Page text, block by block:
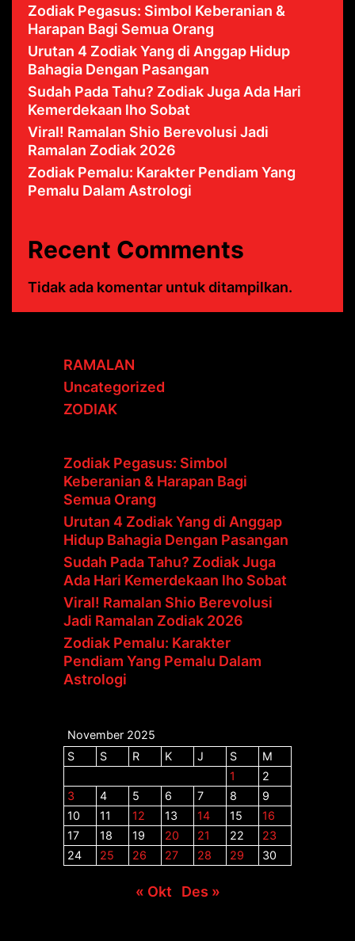
Zodiak Pegasus: Simbol Keberanian &
Harapan Bagi Semua Orang
Urutan 4 Zodiak Yang di Anggap Hidup
Bahagia Dengan Pasangan
Sudah Pada Tahu? Zodiak Juga Ada Hari
Kemerdekaan lho Sobat
Viral! Ramalan Shio Berevolusi Jadi
Ramalan Zodiak 2026
Zodiak Pemalu: Karakter Pendiam Yang
Pemalu Dalam Astrologi
Recent Comments
Tidak ada komentar untuk ditampilkan.
RAMALAN
Uncategorized
ZODIAK
Zodiak Pegasus: Simbol
Keberanian & Harapan Bagi
Semua Orang
Urutan 4 Zodiak Yang di Anggap
Hidup Bahagia Dengan Pasangan
Sudah Pada Tahu? Zodiak Juga
Ada Hari Kemerdekaan lho Sobat
Viral! Ramalan Shio Berevolusi
Jadi Ramalan Zodiak 2026
Zodiak Pemalu: Karakter
Pendiam Yang Pemalu Dalam
Astrologi
November 2025
S
S R K J S
M
1
2
3
4 5 6 7 8
9
10
11 12 13 14 15
16
17
18 19 20 21 22
23
24
25 26 27 28 29 30
« Okt Des »